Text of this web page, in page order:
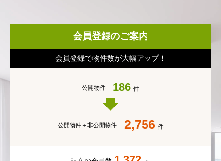
会員登録のご案内
会員登録で物件数が大幅アップ！
公開物件 186 件
公開物件＋非公開物件 2,756 件